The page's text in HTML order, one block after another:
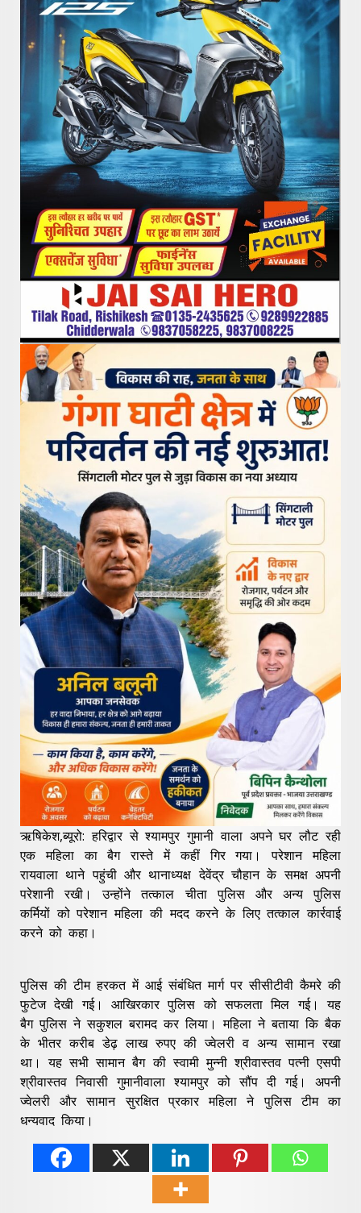
ऋषिकेश,ब्यूरो: हरिद्वार से श्यामपुर गुमानी वाला अपने घर लौट रही
एक महिला का बैग रास्ते में कहीं गिर गया। परेशान महिला
रायवाला थाने पहुंची और थानाध्यक्ष देवेंद्र चौहान के समक्ष अपनी
परेशानी रखी। उन्होंने तत्काल चीता पुलिस और अन्य पुलिस
कर्मियों को परेशान महिला की मदद करने के लिए तत्काल कार्रवाई
करने को कहा।
पुलिस की टीम हरकत में आई संबंधित मार्ग पर सीसीटीवी कैमरे की
फुटेज देखी गई। आखिरकार पुलिस को सफलता मिल गई। यह
बैग पुलिस ने सकुशल बरामद कर लिया। महिला ने बताया कि बैक
के भीतर करीब डेढ़ लाख रुपए की ज्वेलरी व अन्य सामान रखा
था। यह सभी सामान बैग की स्वामी मुन्नी श्रीवास्तव पत्नी एसपी
श्रीवास्तव निवासी गुमानीवाला श्यामपुर को सौंप दी गई। अपनी
ज्वेलरी और सामान सुरक्षित प्रकार महिला ने पुलिस टीम का
धन्यवाद किया।